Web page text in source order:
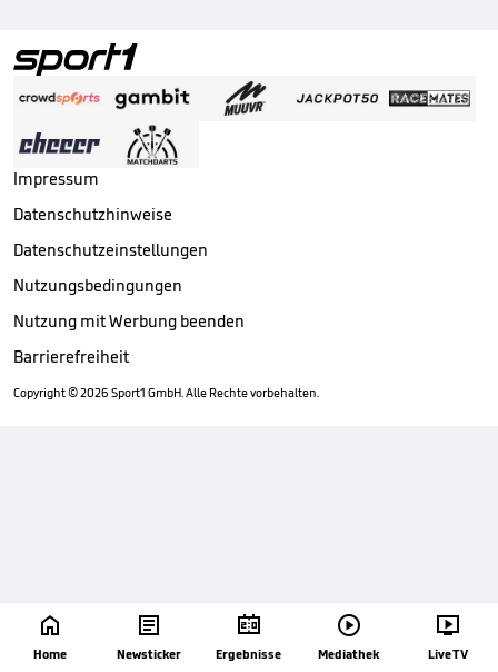

Home

Newsticker

Ergebnisse

Mediathek

Live TV
Impressum
Datenschutzhinweise
Datenschutzeinstellungen
Nutzungsbedingungen
Nutzung mit Werbung beenden
Barrierefreiheit
Copyright ©2026 Sport1 GmbH. Alle Rechte vorbehalten.